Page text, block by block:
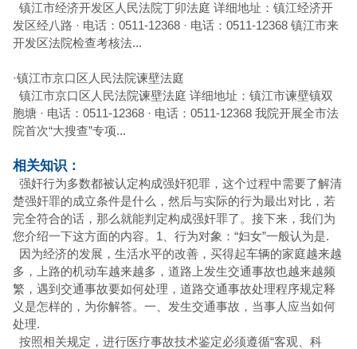
镇江市经济开发区人民法院丁卯法庭 详细地址：镇江经济开
发区经八路 · 电话：0511-12368 · 电话：0511-12368 镇江市来
开发区法院检查考核法...
·镇江市京口区人民法院谏壁法庭
镇江市京口区人民法院谏壁法庭 详细地址：镇江市谏壁镇双
胞塘 · 电话：0511-12368 · 电话：0511-12368 我院开展全市法
院首次“大搜查”专项...
相关知识：
强奸行为多数都被认定构成强奸犯罪，这个过程中需要了解清
楚强奸罪的成立条件是什么，然后与实际的行为最出对比，若
完全符合的话，那么就能判定构成强奸罪了。接下来，我们为
您介绍一下这方面的内容。1、行为对象：“妇女”一般认为是.
因为经济的发展，生活水平的改善，买得起车辆的家庭越来越
多，上路的机动车越来越多，道路上发生交通事故也越来越频
繁，遇到交通事故要如何处理，道路交通事故处理程序规定释
义是怎样的，为你解答。一、发生交通事故，当事人应当如何
处理.
按照相关规定，进行医疗事故技术鉴定必须遵循“客观、科